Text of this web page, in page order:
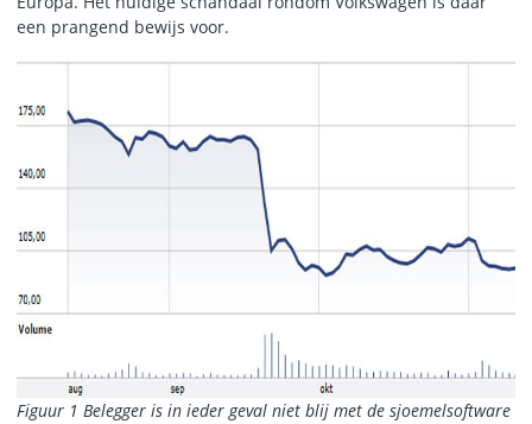
een prangend bewijs voor.
Figuur 1 Belegger is in ieder geval niet blij met de sjoemelsoftware